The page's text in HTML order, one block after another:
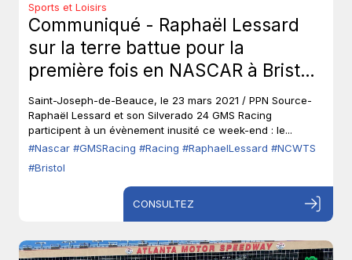
Sports et Loisirs
Communiqué - Raphaël Lessard
sur la terre battue pour la
première fois en NASCAR à Bristol
- Série des camionnettes NASCAR
Camping World (NCWTS)
Saint-Joseph-de-Beauce, le 23 mars 2021 / PPN Source-
Raphaël Lessard et son Silverado 24 GMS Racing
participent à un évènement inusité ce week-end : le...
#Nascar #GMSRacing #Racing #RaphaelLessard #NCWTS
#Bristol
CONSULTEZ